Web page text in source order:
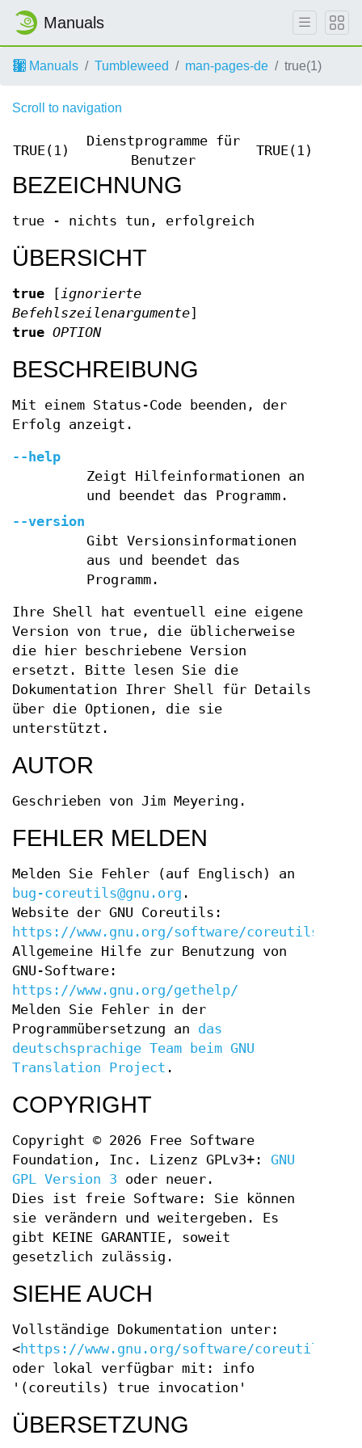
Manuals
Manuals Tumbleweed man-pages-de true(1)
Scroll to navigation
TRUE(1)
Dienstprogramme für
Benutzer
TRUE(1)
BEZEICHNUNG
true - nichts tun, erfolgreich
ÜBERSICHT
true [ignorierte
Befehlszeilenargumente]
true OPTION
BESCHREIBUNG
Mit einem Status-Code beenden, der
Erfolg anzeigt.
--help
Zeigt Hilfeinformationen an
und beendet das Programm.
--version
Gibt Versionsinformationen
aus und beendet das
Programm.
Ihre Shell hat eventuell eine eigene
Version von true, die üblicherweise
die hier beschriebene Version
ersetzt. Bitte lesen Sie die
Dokumentation Ihrer Shell für Details
über die Optionen, die sie
unterstützt.
AUTOR
Geschrieben von Jim Meyering.
FEHLER MELDEN
Melden Sie Fehler (auf Englisch) an
bug-coreutils@gnu.org .
Website der GNU Coreutils:
https://www.gnu.org/software/coreutils/
Allgemeine Hilfe zur Benutzung von
GNU-Software:
https://www.gnu.org/gethelp/
Melden Sie Fehler in der
Programmübersetzung an das
deutschsprachige Team beim GNU
Translation Project .
COPYRIGHT
Copyright © 2026 Free Software
Foundation, Inc. Lizenz GPLv3+: GNU
GPL Version 3 oder neuer.
Dies ist freie Software: Sie können
sie verändern und weitergeben. Es
gibt KEINE GARANTIE, soweit
gesetzlich zulässig.
SIEHE AUCH
Vollständige Dokumentation unter:
<https://www.gnu.org/software/coreutils/
oder lokal verfügbar mit: info
'(coreutils) true invocation'
ÜBERSETZUNG